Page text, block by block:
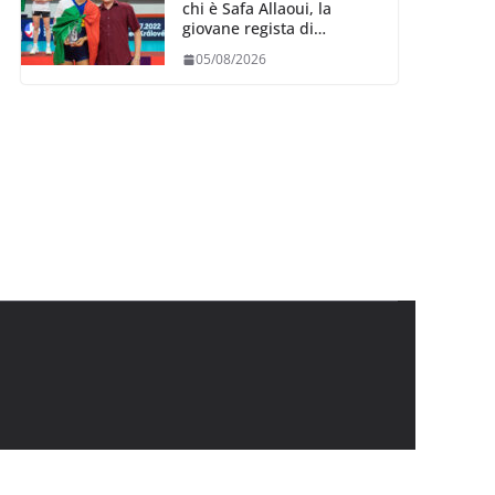
chi è Safa Allaoui, la
giovane regista di
collegiale di Cavalese
05/08/2026